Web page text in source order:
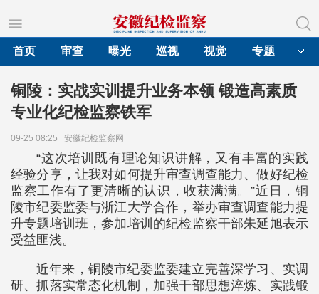
首页
审查 曝光 巡视 视觉 专题
铜陵：实战实训提升业务本领 锻造高素质
专业化纪检监察铁军
09-25 08:25 安徽纪检监察网
“这次培训既有理论知识讲解，又有丰富的实践
经验分享，让我对如何提升审查调查能力、做好纪检
监察工作有了更清晰的认识，收获满满。”近日，铜
陵市纪委监委与浙江大学合作，举办审查调查能力提
升专题培训班，参加培训的纪检监察干部朱延旭表示
受益匪浅。
近年来，铜陵市纪委监委建立完善深学习、实调
研、抓落实常态化机制，加强干部思想淬炼、实践锻